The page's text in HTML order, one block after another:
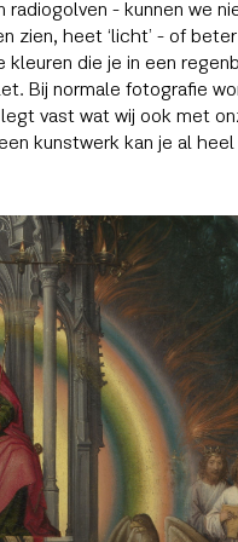
radiogolven - kunnen we
zien, heet ‘licht’ - of
kleuren die je in een
Bij normale fotografie
vast wat wij ook met
kunstwerk kan je al